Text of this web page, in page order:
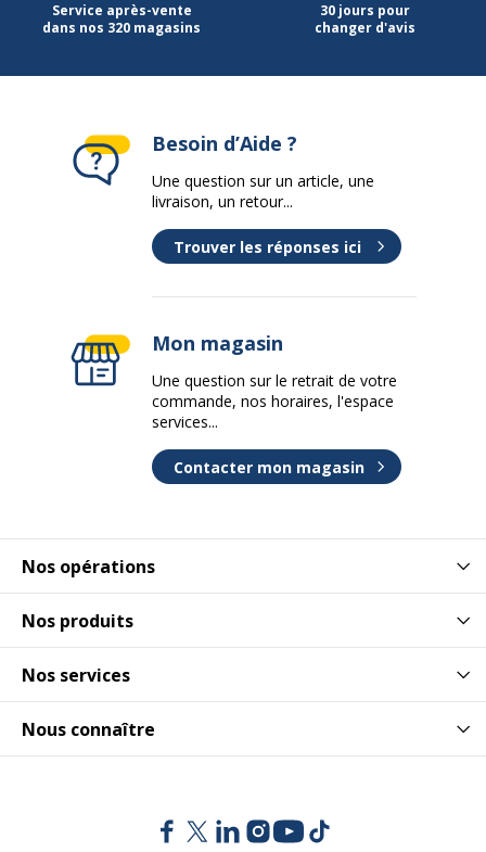
Service après-vente
dans nos 320 magasins
30 jours pour
changer d'avis
Nos opérations
Nos produits
Nos services
Nous connaître
Besoin d’Aide ?
Une question sur un article, une
livraison, un retour...
Trouver les réponses ici
Mon magasin
Une question sur le retrait de votre
commande, nos horaires, l'espace
services...
Contacter mon magasin